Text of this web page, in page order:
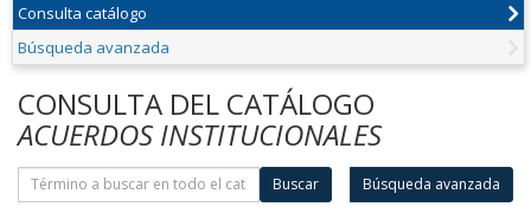
Consulta catálogo
Búsqueda avanzada
CONSULTA DEL CATÁLOGO
ACUERDOS INSTITUCIONALES
Buscar Búsqueda avanzada